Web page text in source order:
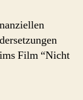
Film “Nicht